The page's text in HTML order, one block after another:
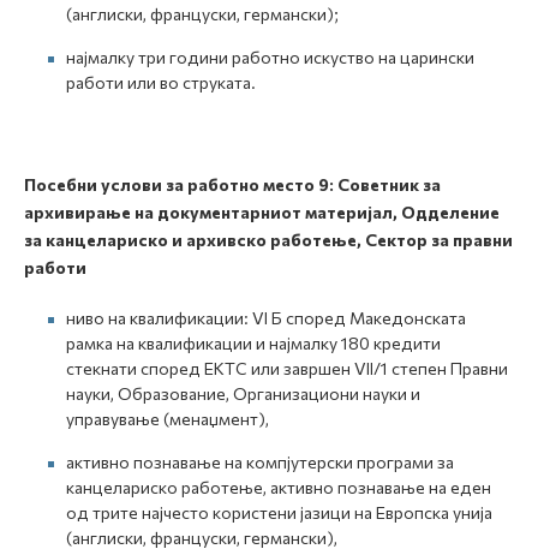
(англиски, француски, германски);
најмалку три години работно искуство на царински
работи или во струката.
Посебни услови за работно место 9: Советник за
архивирање на документарниот материјал, Одделение
за канцелариско и архивско работење, Сектор за правни
работи
ниво на квалификации: VI Б според Македонската
рамка на квалификации и најмалку 180 кредити
стекнати според ЕКТС или завршен VII/1 степен Правни
науки, Образование, Организациони науки и
управување (менаџмент),
активно познавање на компјутерски програми за
канцелариско работење, активно познавање на еден
од трите најчесто користени јазици на Европска унија
(англиски, француски, германски),